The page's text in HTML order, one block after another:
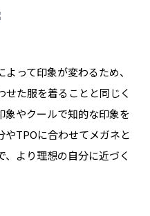
って印象が変わるため、
せた服を着ることと同じく
象やクールで知的な印象を
TPOに合わせてメガネと
より理想の自分に近づく